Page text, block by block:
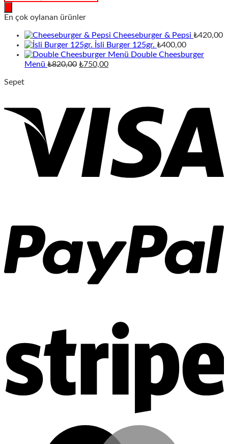
search
En çok oylanan ürünler
Cheeseburger & Pepsi ₺420,00
İsli Burger 125gr. ₺400,00
Double Cheesburger
Menü ₺820,00 Orijinal
₺750,00Şu
Sepet